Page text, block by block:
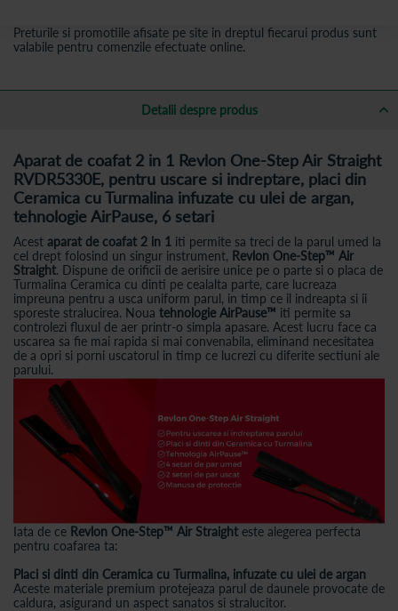
Preturile si promotiile afisate pe site in dreptul fiecarui produs sunt
valabile pentru comenzile efectuate online.
Detalii despre produs
Aparat de coafat 2 in 1 Revlon One-Step Air Straight
RVDR5330E, pentru uscare si indreptare, placi din
Ceramica cu Turmalina infuzate cu ulei de argan,
tehnologie AirPause, 6 setari
Acest aparat de coafat 2 in 1 iti permite sa treci de la parul umed la
cel drept folosind un singur instrument, Revlon One-Step™ Air
Straight. Dispune de orificii de aerisire unice pe o parte si o placa de
Turmalina Ceramica cu dinti pe cealalta parte, care lucreaza
impreuna pentru a usca uniform parul, in timp ce il indreapta si ii
sporeste stralucirea. Noua tehnologie AirPause™ iti permite sa
controlezi fluxul de aer printr-o simpla apasare. Acest lucru face ca
uscarea sa fie mai rapida si mai convenabila, eliminand necesitatea
de a opri si porni uscatorul in timp ce lucrezi cu diferite sectiuni ale
parului.
Iata de ce Revlon One-Step™ Air Straight este alegerea perfecta
pentru coafarea ta:
Placi si dinti din Ceramica cu Turmalina, infuzate cu ulei de argan
Aceste materiale premium protejeaza parul de daunele provocate de
caldura, asigurand un aspect sanatos si stralucitor.